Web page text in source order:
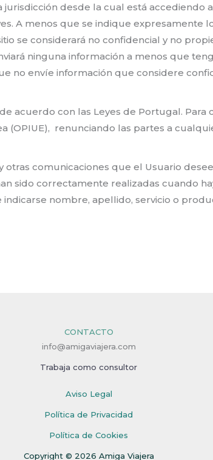
desde la cual está accediendo
A menos que se indique
se considerará no confidencial y no
ninguna información a menos que
no envíe información que considere
acuerdo con las Leyes de Portugal.
(OPIUE), renunciando las partes a
otras comunicaciones que el Usuario
sido correctamente realizadas cuando
indicarse nombre, apellido, servicio o
CONTACTO
info@amigaviajera.com
Trabaja como consultor
Aviso Legal
Política de Privacidad
Política de Cookies
Copyright © 2026 Amiga Viajera